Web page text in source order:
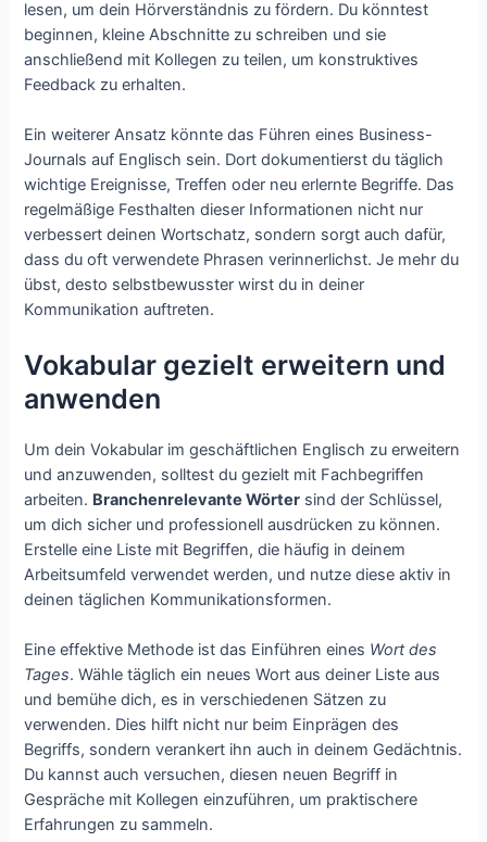
lesen, um dein Hörverständnis zu fördern. Du könntest
beginnen, kleine Abschnitte zu schreiben und sie
anschließend mit Kollegen zu teilen, um konstruktives
Feedback zu erhalten.
Ein weiterer Ansatz könnte das Führen eines Business-
Journals auf Englisch sein. Dort dokumentierst du täglich
wichtige Ereignisse, Treffen oder neu erlernte Begriffe. Das
regelmäßige Festhalten dieser Informationen nicht nur
verbessert deinen Wortschatz, sondern sorgt auch dafür,
dass du oft verwendete Phrasen verinnerlichst. Je mehr du
übst, desto selbstbewusster wirst du in deiner
Kommunikation auftreten.
Vokabular gezielt erweitern und
anwenden
Um dein Vokabular im geschäftlichen Englisch zu erweitern
und anzuwenden, solltest du gezielt mit Fachbegriffen
arbeiten. Branchenrelevante Wörter sind der Schlüssel,
um dich sicher und professionell ausdrücken zu können.
Erstelle eine Liste mit Begriffen, die häufig in deinem
Arbeitsumfeld verwendet werden, und nutze diese aktiv in
deinen täglichen Kommunikationsformen.
Eine effektive Methode ist das Einführen eines Wort des
Tages. Wähle täglich ein neues Wort aus deiner Liste aus
und bemühe dich, es in verschiedenen Sätzen zu
verwenden. Dies hilft nicht nur beim Einprägen des
Begriffs, sondern verankert ihn auch in deinem Gedächtnis.
Du kannst auch versuchen, diesen neuen Begriff in
Gespräche mit Kollegen einzuführen, um praktischere
Erfahrungen zu sammeln.